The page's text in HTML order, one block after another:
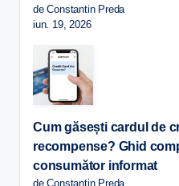
de Constantin Preda
iun. 19, 2026
Cum găsești cardul de
recompense? Ghid
consumător informat
de Constantin Preda